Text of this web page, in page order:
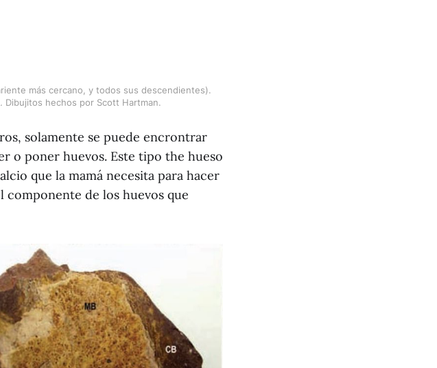
más cercano, y todos sus descendientes).
hechos por Scott Hartman.
solamente se puede encrontrar
o poner huevos. Este tipo the hueso
que la mamá necesita para hacer
componente de los huevos que